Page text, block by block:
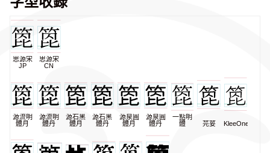
思源宋
JP
思源宋
CN
源流明
體月
源流明
體丹
源石黑
體月
源石黑
體丹
源泉圓
體月
源泉圓
體丹
一點明
體
芫荽 KleeOne